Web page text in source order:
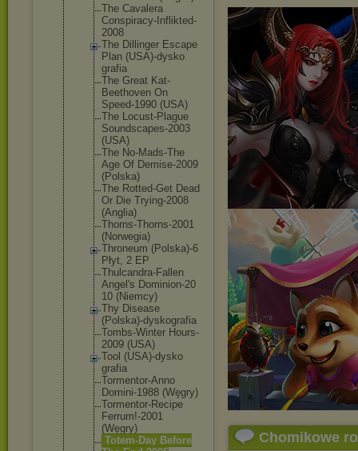
The Cavalera
Conspiracy- Inflikted-
2008
The Dillinger Escape
Plan (USA)-dysko
grafia
The Great Kat-
Beethoven On
Speed-1990 (USA)
The Locust-Plague
Soundscapes-2003
(USA)
The No-Mads-The
Age Of Demise-2009
(Polska)
The Rotted-Get Dead
Or Die Trying-2008
(Anglia)
Thorns-Thorns-2001
(Norwegia)
Throneum (Polska)-6
Płyt, 2 EP
Thulcandra-Fallen
Angel's Dominion-20
10 (Niemcy)
Thy Disease
(Polska)-dyskografia
Tombs-Winter Hours-
2009 (USA)
Tool (USA)-dysko
grafia
Tormentor-Anno
Domini-1988 (Węgry)
Tormentor-Recipe
Ferrum!-2001
(Węgry)
Totem-Day Before
Chomikowe